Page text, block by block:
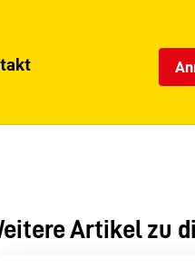
Artikel zu